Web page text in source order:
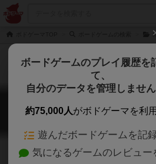
精霊回路ドライヴCtrl-Z
Seirei Kairo Drive: Ctrl-Z/Zero
ボードゲームのプレイ履歴を
て、
自分のデータを管理しませ
約75,000人がボドゲーマを利
遊んだボードゲームを記
気になるゲームのレビュー